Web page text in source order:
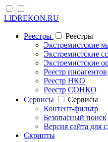
LIDREKON.RU
Реестры
Реестры
Экстремистские
Экстремистские
Экстремистские
Реестр иноагентов
Реестр НКО
Реестр СОНКО
Cервисы
Cервисы
Контент-фильтр
Безопасный поиск
Версия сайта для
Скрипты